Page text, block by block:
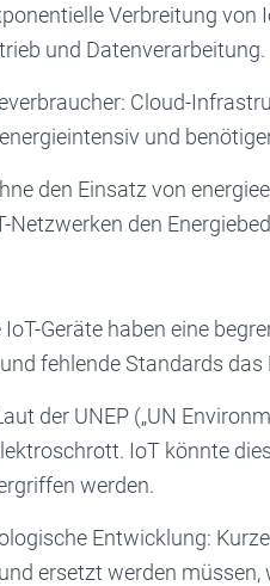
Verbreitung von
und Datenverarbeitung.
Cloud-
und
den Einsatz von
Netzwerken den
Geräte haben eine
fehlende Standards das
der UNEP („UN
IoT könnte
werden.
Entwicklung:
ersetzt werden